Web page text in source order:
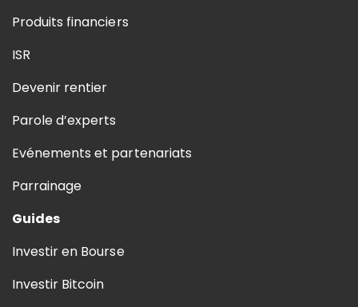
Produits financiers
ISR
Devenir rentier
Parole d’experts
Evénements et partenariats
Parrainage
Guides
Investir en Bourse
Investir Bitcoin